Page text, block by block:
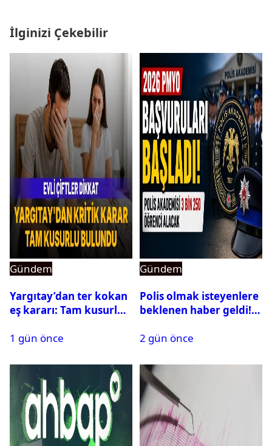
İlginizi Çekebilir
Gündem
Yargıtay’dan ter kokan
eş kararı: Tam kusurlu
1 gün önce
Gündem
Polis olmak isteyenlere
beklenen haber geldi!
2 gün önce